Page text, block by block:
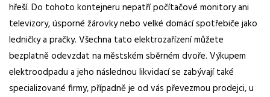
hřeší. Do tohoto kontejneru nepatří počítačové monitory ani
televizory, úsporné žárovky nebo velké domácí spotřebiče jako
ledničky a pračky. Všechna tato elektrozařízení můžete
bezplatně odevzdat na městském sběrném dvoře. Výkupem
elektroodpadu a jeho následnou likvidací se zabývají také
specializované firmy, případně je od vás převezmou prodejci, u